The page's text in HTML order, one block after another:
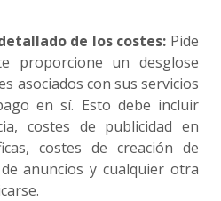
de los costes: Pide
proporcione un desglose
asociados con sus servicios
en sí. Esto debe incluir
costes de publicidad en
costes de creación de
anuncios y cualquier otra